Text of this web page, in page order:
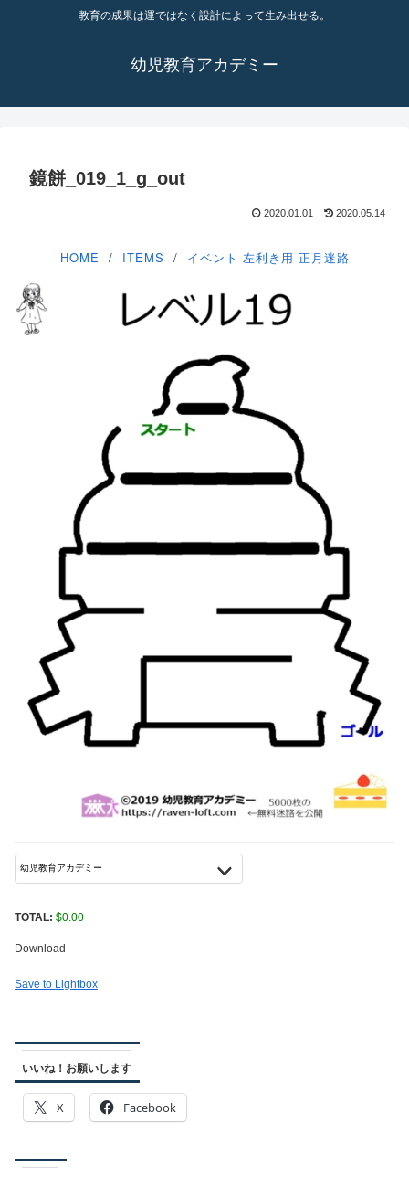
教育の成果は運ではなく設計によって生み出せる。
幼児教育アカデミー
鏡餅_019_1_g_out
2020.01.01 2020.05.14
HOME ITEMS イベント 左利き用 正月迷路
TOTAL: $0.00
Download
Save to Lightbox
いいね！お願いします
X Facebook